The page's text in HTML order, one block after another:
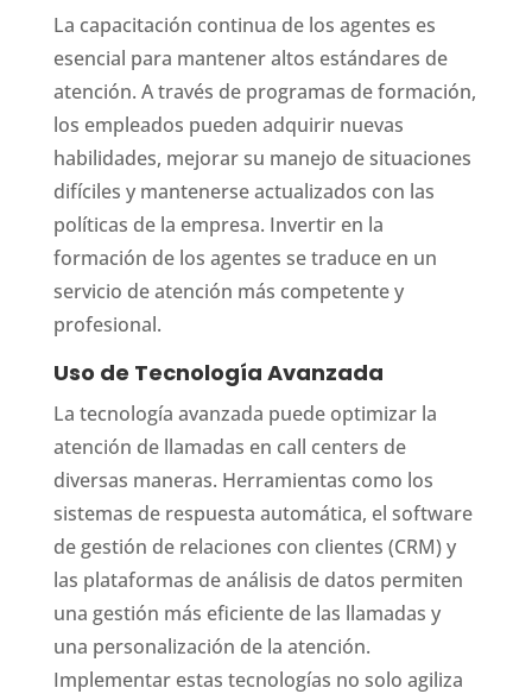
La capacitación continua de los agentes es
esencial para mantener altos estándares de
atención. A través de programas de formación,
los empleados pueden adquirir nuevas
habilidades, mejorar su manejo de situaciones
difíciles y mantenerse actualizados con las
políticas de la empresa. Invertir en la
formación de los agentes se traduce en un
servicio de atención más competente y
profesional.
Uso de Tecnología Avanzada
La tecnología avanzada puede optimizar la
atención de llamadas en call centers de
diversas maneras. Herramientas como los
sistemas de respuesta automática, el software
de gestión de relaciones con clientes (CRM) y
las plataformas de análisis de datos permiten
una gestión más eficiente de las llamadas y
una personalización de la atención.
Implementar estas tecnologías no solo agiliza